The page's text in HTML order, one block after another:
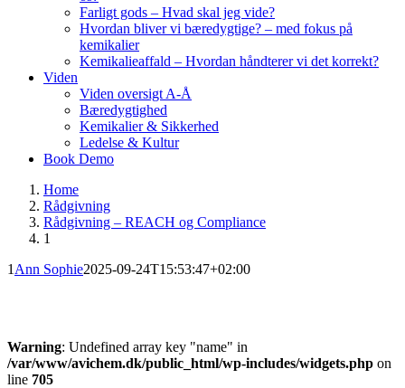
Farligt gods – Hvad skal jeg vide?
Hvordan bliver vi bæredygtige? – med fokus på
kemikalier
Kemikalieaffald – Hvordan håndterer vi det korrekt?
Viden
Viden oversigt A-Å
Bæredygtighed
Kemikalier & Sikkerhed
Ledelse & Kultur
Book Demo
Home
Rådgivning
Rådgivning – REACH og Compliance
1
1 Ann Sophie2025-09-24T15:53:47+02:00
Warning: Undefined array key "name" in
/var/www/avichem.dk/public_html/wp-includes/widgets.php on
line 705